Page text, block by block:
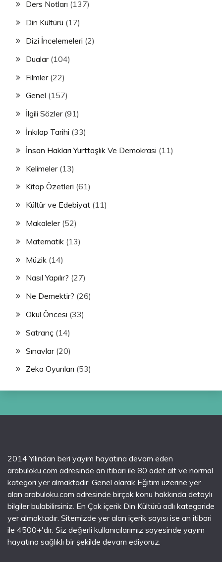
Ders Notları (137)
Din Kültürü (17)
Dizi İncelemeleri (2)
Dualar(104)
Filmler(22)
Genel (157)
İlgili Sözler(91)
İnkılap Tarihi (33)
İnsan Hakları Yurttaşlık Ve Demokrasi (11)
Kelimeler(13)
Kitap Özetleri (61)
Kültür ve Edebiyat (11)
Makaleler(52)
Matematik (13)
Müzik (14)
Nasıl Yapılır? (27)
Ne Demektir? (26)
Okul Öncesi (33)
Satranç (14)
Sınavlar(20)
Zeka Oyunları (53)
2014 Yılından beri yayım hayatına devam eden
arabuloku.com adresinde an itibari ile 80 adet alt ve normal
kategori yer almaktadır. Genel olarak Eğitim üzerine yer
alan arabuloku.com adresinde birçok konu hakkında detaylı
bilgiler bulabilirsiniz. En Çok içerik Din Kültürü adlı kategoride
yer almaktadır. Sitemizde yer alan içerik sayısı ise an itibari
ile 4500+'dır. Siz değerli kullanıcılarımız sayesinde yayım
hayatına sağlıklı bir şekilde devam ediyoruz.